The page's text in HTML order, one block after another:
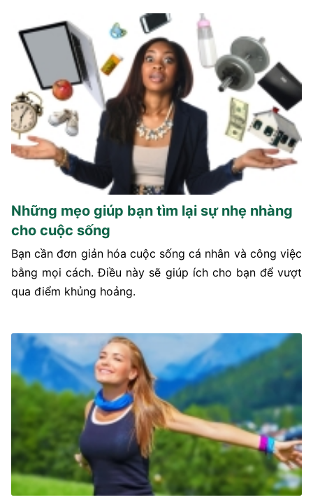
Những mẹo giúp bạn tìm lại sự nhẹ nhàng
cho cuộc sống
Bạn cần đơn giản hóa cuộc sống cá nhân và công việc
bằng mọi cách. Điều này sẽ giúp ích cho bạn để vượt
qua điểm khủng hoảng.